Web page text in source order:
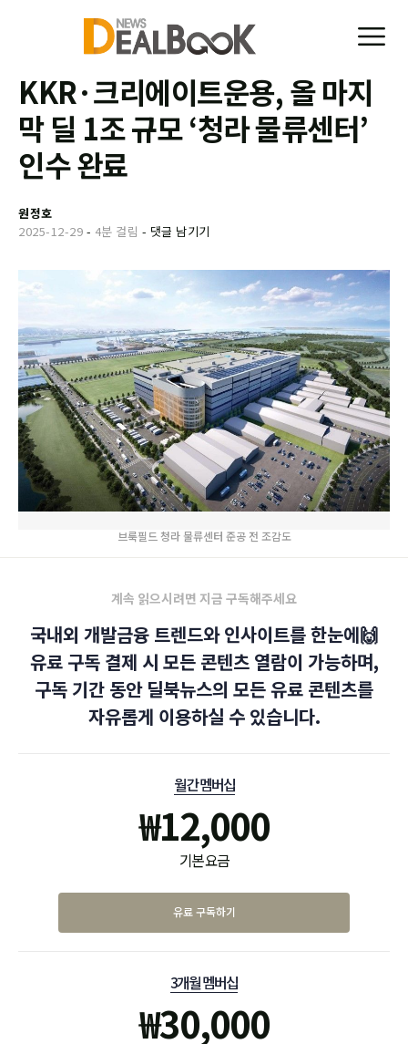
KKR·크리에이트운용, 올 마지
막 딜 1조 규모 ‘청라 물류센터’
인수 완료
원정호
2025-12-29 - 4분 걸림 - 댓글 남기기
브룩필드 청라 물류센터 준공 전 조감도
계속 읽으시려면 지금 구독해주세요
국내외 개발금융 트렌드와 인사이트를 한눈에🙌
유료 구독 결제 시 모든 콘텐츠 열람이 가능하며,
구독 기간 동안 딜북뉴스의 모든 유료 콘텐츠를
자유롭게 이용하실 수 있습니다.
월간 멤버십
₩12,000
기본 요금
유료 구독하기
3개월 멤버십
₩30,000